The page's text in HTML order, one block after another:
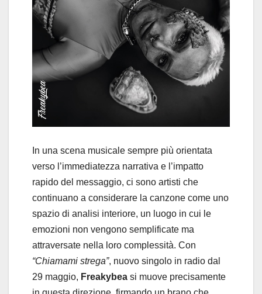
In una scena musicale sempre più orientata
verso l’immediatezza narrativa e l’impatto
rapido del messaggio, ci sono artisti che
continuano a considerare la canzone come uno
spazio di analisi interiore, un luogo in cui le
emozioni non vengono semplificate ma
attraversate nella loro complessità. Con
“Chiamami strega”, nuovo singolo in radio dal
29 maggio, Freakybea si muove precisamente